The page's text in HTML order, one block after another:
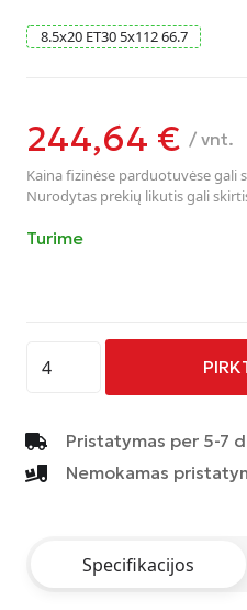
8.5x20 ET30 5x11266.7
244,64 € / vnt.
Kaina fizinėse parduotuvėse gali
Nurodytas prekių likutis gali
Turime
kiekis:
-
AC-
M10
Pristatymas per 5-7
Nemokamas
Specifikacijos